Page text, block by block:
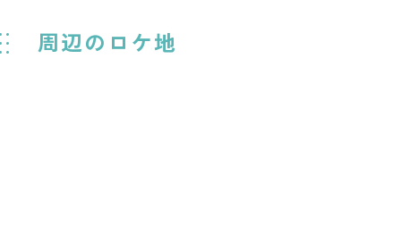
周辺のロケ地